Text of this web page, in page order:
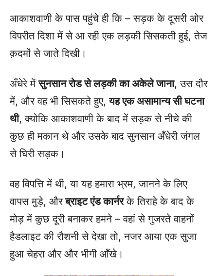
आकाशवाणी के पास पहुंचे ही कि – सड़क के दूसरी ओर
विपरीत दिशा में से आ रही एक लड़की सिसकती हुई, तेज
क़दमों से जाते दिखी।
अँधेरे मेंसुनसान रोड से लड़की का अकेले जाना, उस दौर
में, और वह भी सिसकते हुए,यह एक असामान्य सी घटना
थी, क्योकि आकाशवाणी के बाद में सड़क से नीचे की
कुछ ही मकान थे और उसके बाद सुनसान अँधेरी जंगल
से घिरी सड़क।
वह विपत्ति में थी, या यह हमारा भ्रम, जानने के लिए
वापस मुड़े, औरब्राइट एंड कार्नरके तिराहे के बाद के
मोड़ में कुछ दूरी बनाकर हमने – वहां से गुजरते वाहनों
हैडलाइट की रौशनी से देखा तो, नजर आया एक सुजा
हुआ चेहरा और और भीगी आँखे।